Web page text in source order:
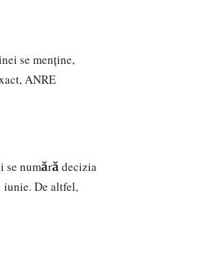
se menține,
ANRE
se numără decizia
iunie. De altfel,